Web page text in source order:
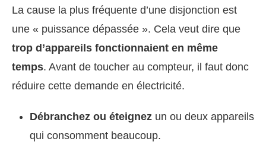
La cause la plus fréquente d’une disjonction est
une « puissance dépassée ». Cela veut dire que
trop d’appareils fonctionnaient en même
temps. Avant de toucher au compteur, il faut donc
réduire cette demande en électricité.
Débranchez ou éteignez un ou deux appareils
qui consomment beaucoup.